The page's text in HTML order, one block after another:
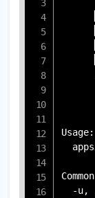
Usage:
  -u,